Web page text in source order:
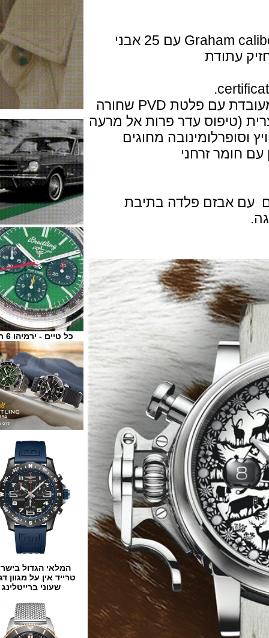
המנגנון מכני אוטומטי דגם Graham caliber G1747 עם 25 אבני
חוגת השעון עשויה מקרן פרה פלדה מעובדת עם פלטת PVD שחורה
(טיפוס עדר פרות אל מרעה
מחוגים
זרחני
אבזם פלדה בתיבת
כל טיים - ירמיהו 6 ת"א
המלאי הגדול בישראל
טרייד אין על מגוון דגמים
שעוני ברייטלינג